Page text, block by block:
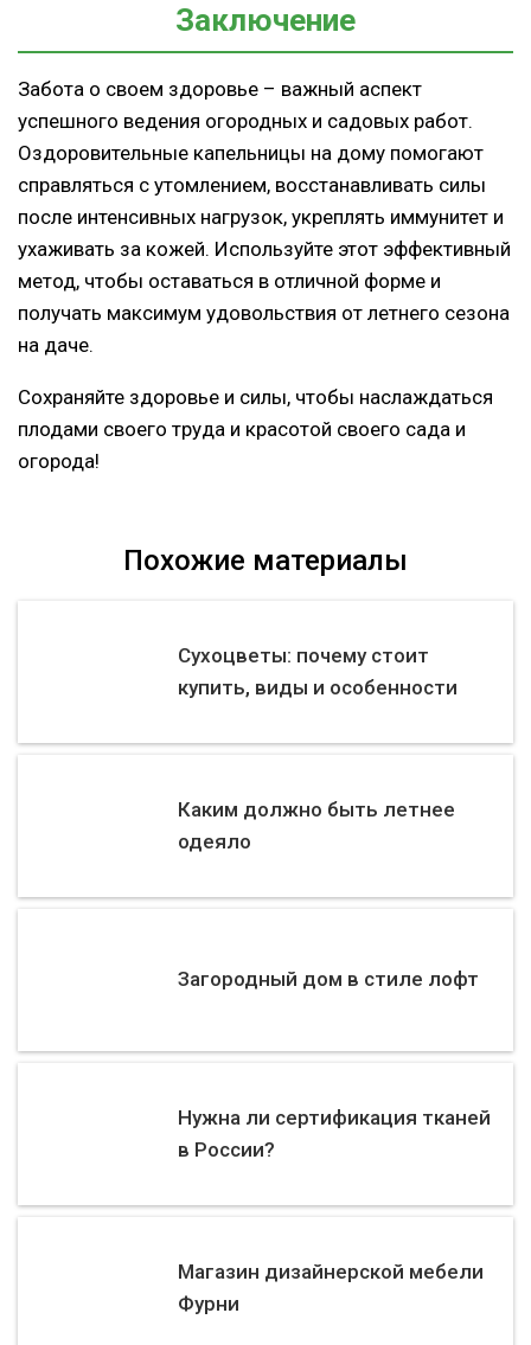
Заключение
Забота о своем здоровье – важный аспект
успешного ведения огородных и садовых работ.
Оздоровительные капельницы на дому помогают
справляться с утомлением, восстанавливать силы
после интенсивных нагрузок, укреплять иммунитет и
ухаживать за кожей. Используйте этот эффективный
метод, чтобы оставаться в отличной форме и
получать максимум удовольствия от летнего сезона
на даче.
Сохраняйте здоровье и силы, чтобы наслаждаться
плодами своего труда и красотой своего сада и
огорода!
Похожие материалы
Сухоцветы: почему стоит
купить, виды и особенности
Каким должно быть летнее
одеяло
Загородный дом в стиле лофт
Нужна ли сертификация тканей
в России?
Магазин дизайнерской мебели
Фурни